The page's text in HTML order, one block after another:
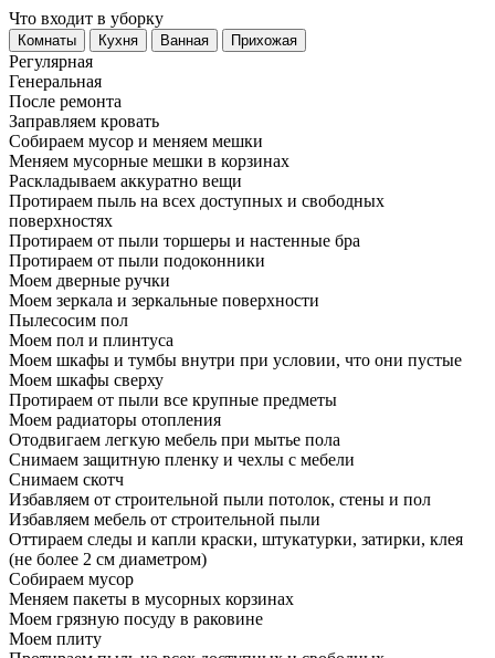
Что входит в уборку
Регу­лярная
Гене­ральная
После ремонта
Заправляем кровать
Собираем мусор и меняем мешки
Меняем мусорные мешки в корзинах
Раскладываем аккуратно вещи
Протираем пыль на всех доступных и свободных
поверхностях
Протираем от пыли торшеры и настенные бра
Протираем от пыли подоконники
Моем дверные ручки
Моем зеркала и зеркальные поверхности
Пылесосим пол
Моем пол и плинтуса
Моем шкафы и тумбы внутри при условии, что они пустые
Моем шкафы сверху
Протираем от пыли все крупные предметы
Моем радиаторы отопления
Отодвигаем легкую мебель при мытье пола
Снимаем защитную пленку и чехлы с мебели
Снимаем скотч
Избавляем от строительной пыли потолок, стены и пол
Избавляем мебель от строительной пыли
Оттираем следы и капли краски, штукатурки, затирки, клея
(не более 2 см диаметром)
Собираем мусор
Меняем пакеты в мусорных корзинах
Моем грязную посуду в раковине
Моем плиту